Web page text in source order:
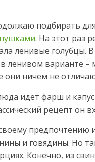
подбирать
. На этот раз
ленивые голубцы.
в ленивом варианте
они ничем не
идет фарш и
рецепт он
предпочтению
и говядины. Но
Конечно, из